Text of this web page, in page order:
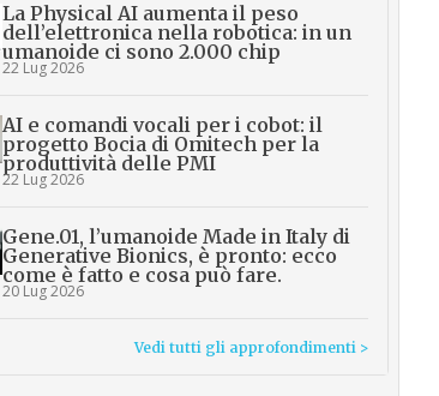
La Physical AI aumenta il peso
dell’elettronica nella robotica: in un
umanoide ci sono 2.000 chip
22 Lug 2026
AI e comandi vocali per i cobot: il
progetto Bocia di Omitech per la
produttività delle PMI
22 Lug 2026
Gene.01, l’umanoide Made in Italy di
Generative Bionics, è pronto: ecco
come è fatto e cosa può fare.
20 Lug 2026
Vedi tutti gli approfondimenti >